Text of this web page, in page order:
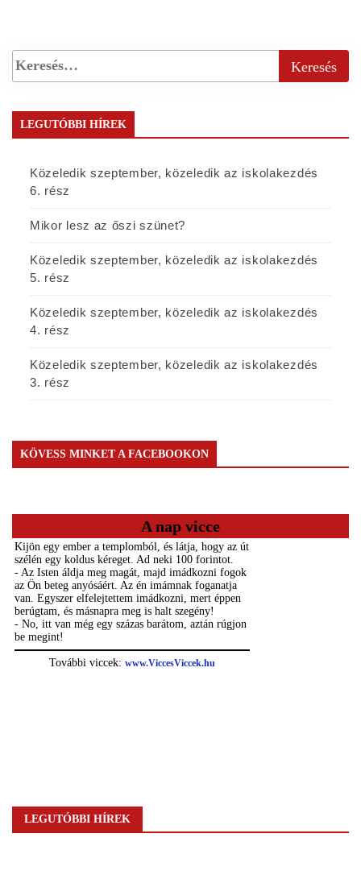
LEGUTÓBBI HÍREK
Közeledik szeptember, közeledik az iskolakezdés
6. rész
Mikor lesz az őszi szünet?
Közeledik szeptember, közeledik az iskolakezdés
5. rész
Közeledik szeptember, közeledik az iskolakezdés
4. rész
Közeledik szeptember, közeledik az iskolakezdés
3. rész
KÖVESS MINKET A FACEBOOKON
A nap vicce
LEGUTÓBBI HÍREK